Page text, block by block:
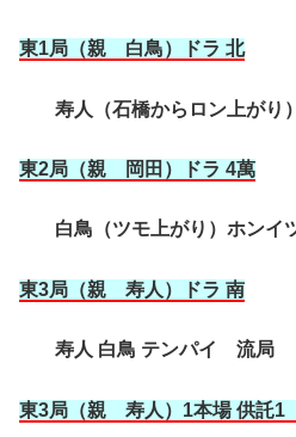
東1局（親 白鳥）ドラ 北
寿人（石橋からロン上が
東2局（親 岡田）ドラ 4萬
白鳥（ツモ上がり）ホン
東3局（親 寿人）ドラ 南
寿人 白鳥 テンパイ 流局
東3局（親 寿人）1本場 供託1